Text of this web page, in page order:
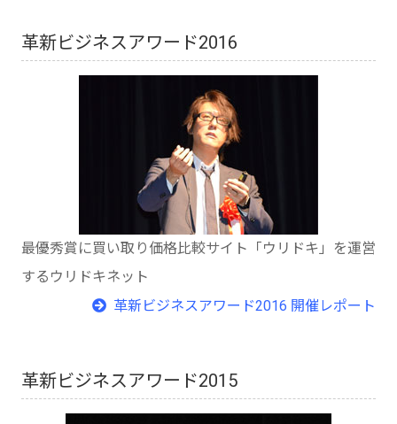
革新ビジネスアワード2016
最優秀賞に買い取り価格比較サイト「ウリドキ」を運営
するウリドキネット
革新ビジネスアワード2016 開催レポート
革新ビジネスアワード2015